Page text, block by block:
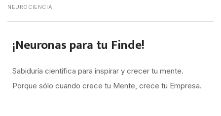
NEUROCIENCIA
¡Neuronas para tu Finde!
Sabiduría científica para inspirar y crecer tu mente.
Porque sólo cuando crece tu Mente, crece tu Empresa.